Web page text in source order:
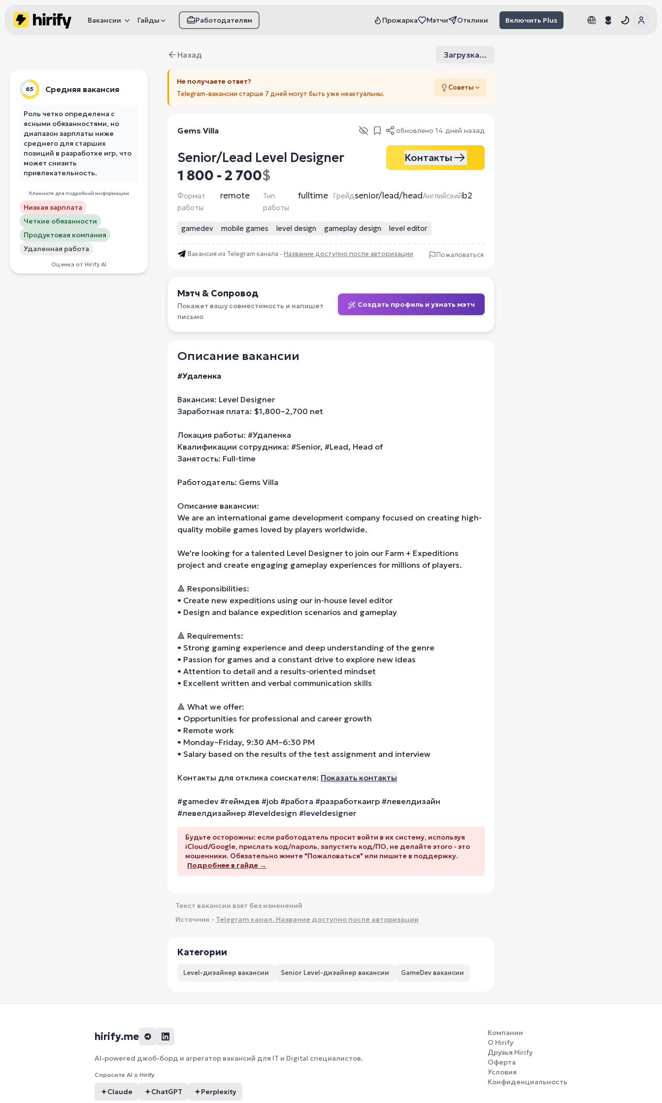
Вакансии Гайды
Как распознать
мошенничество
Работодателям Прожарка Мэтчи Отклики Включить Plus RU
65 Средняя вакансия
Роль четко определена с
ясными обязанностями, но
диапазон зарплаты ниже
среднего для старших
позиций в разработке игр, что
может снизить
привлекательность.
Кликните для подробной информации
Низкая зарплата
Четкие обязанности
Продуктовая компания
Удаленная работа
Оценка от Hirify AI
Назад Загрузка...
Не получаете ответ?
Telegram-вакансии старше 7 дней могут быть уже неактуальны.
Советы
Gems Villa обновлено 14 дней назад
Senior/Lead Level Designer Контакты
1 800 - 2 700$
Формат
работы
remote
Тип
работы
fulltime Грейдsenior/lead/headАнглийскийb2
gamedev mobile games level design gameplay design level editor
Вакансия из Telegram канала - Название доступно после авторизации Пожаловаться
Мэтч & Сопровод
Покажет вашу совместимость и напишет
письмо
Создать профиль и узнать мэтч
Описание вакансии
#Удаленка
Вакансия: Level Designer
Заработная плата: $1,800–2,700 net
Локация работы: #Удаленка
Квалификации сотрудника: #Senior, #Lead, Head of
Занятость: Full-time
Работодатель: Gems Villa
Описание вакансии:
We are an international game development company focused on creating high-
quality mobile games loved by players worldwide.
We're looking for a talented Level Designer to join our Farm + Expeditions
project and create engaging gameplay experiences for millions of players.
🔺 Responsibilities:
• Create new expeditions using our in-house level editor
• Design and balance expedition scenarios and gameplay
🔺 Requirements:
• Strong gaming experience and deep understanding of the genre
• Passion for games and a constant drive to explore new ideas
• Attention to detail and a results-oriented mindset
• Excellent written and verbal communication skills
🔺 What we offer:
• Opportunities for professional and career growth
• Remote work
• Monday–Friday, 9:30 AM–6:30 PM
• Salary based on the results of the test assignment and interview
Контакты для отклика соискателя: Показать контакты
#gamedev #геймдев #job #работа #разработкаигр #левелдизайн
#левелдизайнер #leveldesign #leveldesigner
Будьте осторожны: если работодатель просит войти в их систему, используя
iCloud/Google, прислать код/пароль, запустить код/ПО, не делайте этого - это
мошенники. Обязательно жмите "Пожаловаться" или пишите в поддержку.
Подробнее в гайде →
Текст вакансии взят без изменений
Источник - Telegram канал. Название доступно после авторизации
Категории
Level-дизайнер вакансии Senior Level-дизайнер вакансии GameDev вакансии
hirify.me
AI-powered джоб-борд и агрегатор вакансий для IT и Digital специалистов.
Спросите AI о Hirify
Claude ChatGPT Perplexity
Компании
О Hirify
Друзья Hirify
Оферта
Условия
Конфиденциальность